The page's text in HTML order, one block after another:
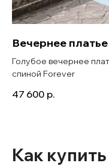
Вечернее
Голубое вечернее
спиной Forever
47 600 р.
Как